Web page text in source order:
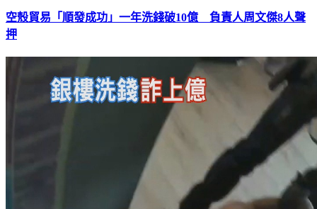
空殼貿易「順發成功」一年洗錢破10億 負責人周文傑8人聲
押